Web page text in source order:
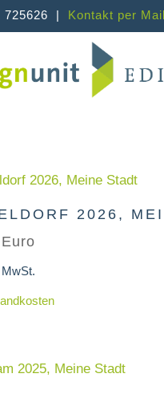
725626 | Kontakt per Mail
2026,
Euro